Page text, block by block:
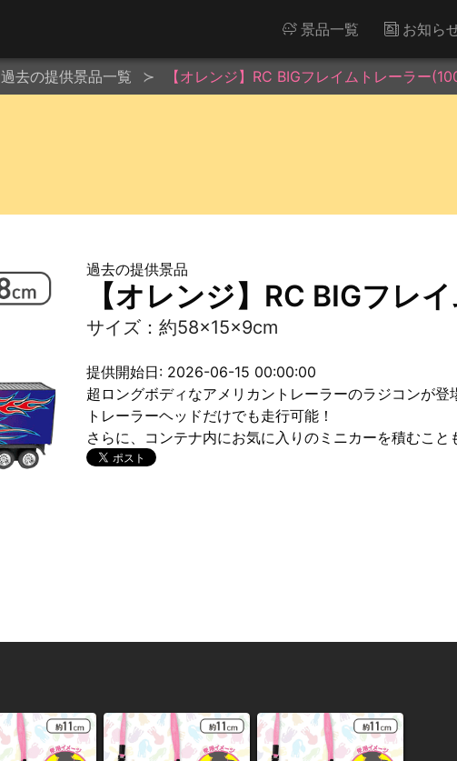
景品一覧 お知ら
過去の提供景品一覧 【オレンジ】RC BIGフレイムトレーラー
過去の提供景品
【オレンジ】RC BIGフレ
サイズ：約58×15×9cm
提供開始日: 2026-06-15 00:00:00
超ロングボディなアメリカントレーラーのラジコンが登
トレーラーヘッドだけでも走行可能！
さらに、コンテナ内にお気に入りのミニカーを積むこと